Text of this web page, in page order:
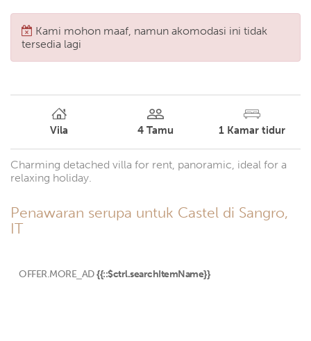
Kami mohon maaf, namun akomodasi ini tidak
tersedia lagi
Vila 4 Tamu 1 Kamar tidur
Charming detached villa for rent, panoramic, ideal for a
relaxing holiday.
Penawaran serupa untuk Castel di Sangro,
IT
OFFER.MORE_AD {{::$ctrl.searchItemName}}